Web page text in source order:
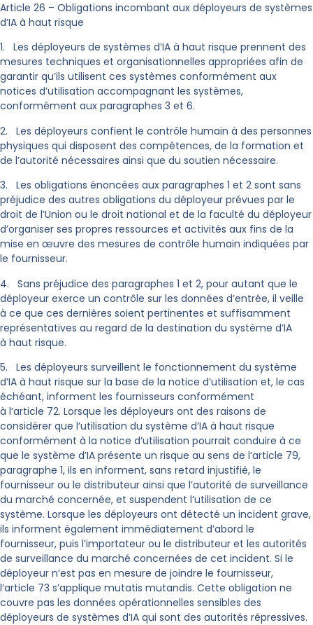
Article 26 – Obligations incombant aux déployeurs de systèmes
d’IA à haut risque
1. Les déployeurs de systèmes d’IA à haut risque prennent des
mesures techniques et organisationnelles appropriées afin de
garantir qu’ils utilisent ces systèmes conformément aux
notices d’utilisation accompagnant les systèmes,
conformément aux paragraphes 3 et 6.
2. Les déployeurs confient le contrôle humain à des personnes
physiques qui disposent des compétences, de la formation et
de l’autorité nécessaires ainsi que du soutien nécessaire.
3. Les obligations énoncées aux paragraphes 1 et 2 sont sans
préjudice des autres obligations du déployeur prévues par le
droit de l’Union ou le droit national et de la faculté du déployeur
d’organiser ses propres ressources et activités aux fins de la
mise en œuvre des mesures de contrôle humain indiquées par
le fournisseur.
4. Sans préjudice des paragraphes 1 et 2, pour autant que le
déployeur exerce un contrôle sur les données d’entrée, il veille
à ce que ces dernières soient pertinentes et suffisamment
représentatives au regard de la destination du système d’IA
à haut risque.
5. Les déployeurs surveillent le fonctionnement du système
d’IA à haut risque sur la base de la notice d’utilisation et, le cas
échéant, informent les fournisseurs conformément
à l’article 72. Lorsque les déployeurs ont des raisons de
considérer que l’utilisation du système d’IA à haut risque
conformément à la notice d’utilisation pourrait conduire à ce
que le système d’IA présente un risque au sens de l’article 79,
paragraphe 1, ils en informent, sans retard injustifié, le
fournisseur ou le distributeur ainsi que l’autorité de surveillance
du marché concernée, et suspendent l’utilisation de ce
système. Lorsque les déployeurs ont détecté un incident grave,
ils informent également immédiatement d’abord le
fournisseur, puis l’importateur ou le distributeur et les autorités
de surveillance du marché concernées de cet incident. Si le
déployeur n’est pas en mesure de joindre le fournisseur,
l’article 73 s’applique mutatis mutandis. Cette obligation ne
couvre pas les données opérationnelles sensibles des
déployeurs de systèmes d’IA qui sont des autorités répressives.